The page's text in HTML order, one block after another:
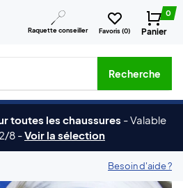
Raquette conseiller Favoris (0)
0
Panier
de marques, etc.
Recherche
toutes les chaussures -Valable
8 -Voir la sélection
Besoin d'aide ?